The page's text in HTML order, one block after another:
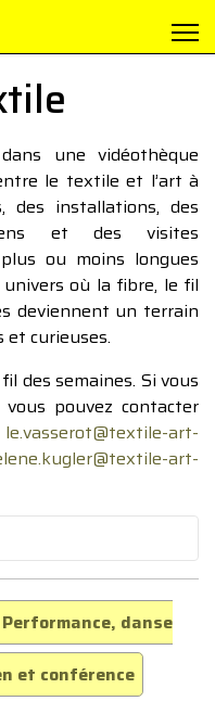
une vidéothèque
le textile et l’art à
des installations, des
et des visites
ou moins longues
où la fibre, le fil
deviennent un terrain
et curieuses.
des semaines. Si vous
pouvez contacter
le.vasserot@textile-art-
art-
Performance, danse
et conférence